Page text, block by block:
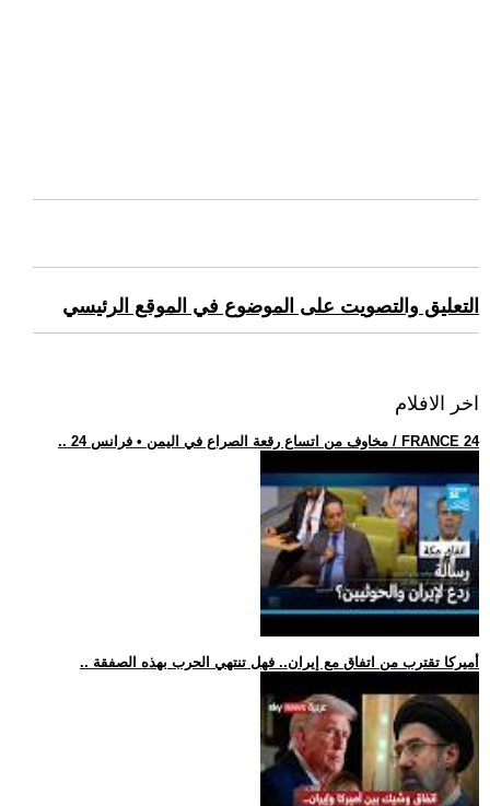
التعليق والتصويت على الموضوع في الموقع الرئيسي
اخر الافلام
.. مخاوف من اتساع رقعة الصراع في اليمن • فرانس 24 / FRANCE 24
.. أميركا تقترب من اتفاق مع إيران.. فهل تنتهي الحرب بهذه الصفقة